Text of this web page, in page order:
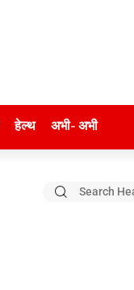
हेल्थ अभी- अभी